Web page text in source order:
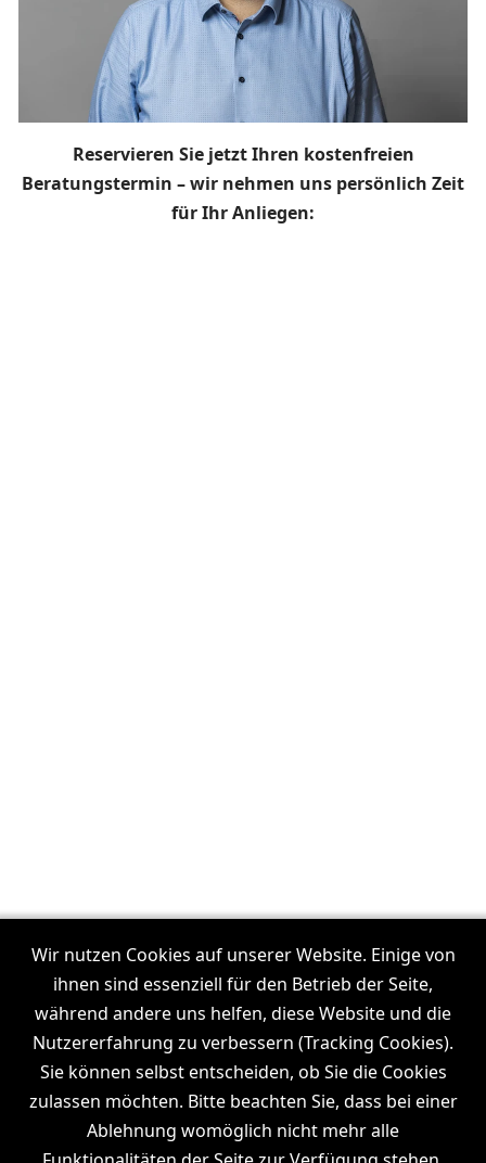
Reservieren Sie jetzt Ihren kostenfreien
Beratungstermin – wir nehmen uns persönlich Zeit
für Ihr Anliegen:
Unsere Filmproduktionen in:Frankfurt
IDresdenILeipzig IMünchenIStuttgartIKölnI
Hamburg
Wir nutzen Cookies auf unserer Website. Einige von
ihnen sind essenziell für den Betrieb der Seite,
während andere uns helfen, diese Website und die
Nutzererfahrung zu verbessern (Tracking Cookies).
Sie können selbst entscheiden, ob Sie die Cookies
zulassen möchten. Bitte beachten Sie, dass bei einer
Ablehnung womöglich nicht mehr alle